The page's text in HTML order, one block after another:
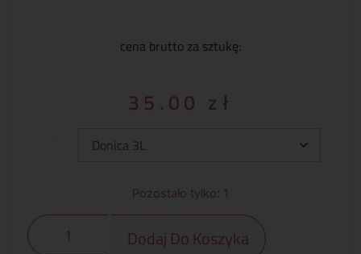
cena brutto za sztukę:
35.00 zł
Pozostało tylko: 1
Dodaj Do Koszyka